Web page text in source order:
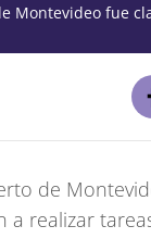
Montevideo fue
de
a realizar